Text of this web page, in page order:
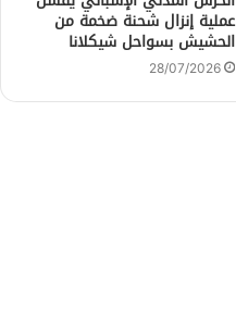
عملية إنزال شحنة ضخمة من
الحشيش بسواحل شيكلانا
28/07/2026